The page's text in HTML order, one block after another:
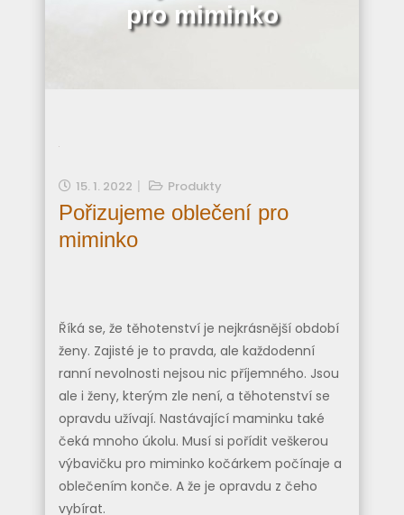
pro miminko
15. 1. 2022 Produkty
Pořizujeme oblečení pro
miminko
Říká se, že těhotenství je nejkrásnější období
ženy. Zajisté je to pravda, ale každodenní
ranní nevolnosti nejsou nic příjemného. Jsou
ale i ženy, kterým zle není, a těhotenství se
opravdu užívají. Nastávající maminku také
čeká mnoho úkolu. Musí si pořídit veškerou
výbavičku pro miminko kočárkem počínaje a
oblečením konče. A že je opravdu z čeho
vybírat.